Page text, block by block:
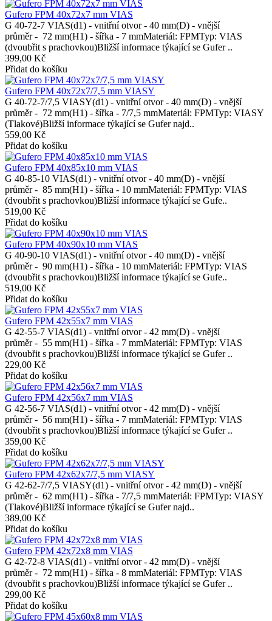
Gufero FPM 40x72x7 mm VIAS
G 40-72-7 VIAS(d1) - vnitřní otvor - 40 mm(D) - vnější
průměr - 72 mm(H1) - šířka - 7 mmMateriál: FPMTyp: VIAS
(dvoubřit s prachovkou)Bližší informace týkající se Gufer ..
399,00 Kč
Přidat do košíku
Gufero FPM 40x72x7/7,5 mm VIASY
G 40-72-7/7,5 VIASY(d1) - vnitřní otvor - 40 mm(D) - vnější
průměr - 72 mm(H1) - šířka - 7/7,5 mmMateriál: FPMTyp: VIASY
(Tlakové)Bližší informace týkající se Gufer najd..
559,00 Kč
Přidat do košíku
Gufero FPM 40x85x10 mm VIAS
G 40-85-10 VIAS(d1) - vnitřní otvor - 40 mm(D) - vnější
průměr - 85 mm(H1) - šířka - 10 mmMateriál: FPMTyp: VIAS
(dvoubřit s prachovkou)Bližší informace týkající se Gufe..
519,00 Kč
Přidat do košíku
Gufero FPM 40x90x10 mm VIAS
G 40-90-10 VIAS(d1) - vnitřní otvor - 40 mm(D) - vnější
průměr - 90 mm(H1) - šířka - 10 mmMateriál: FPMTyp: VIAS
(dvoubřit s prachovkou)Bližší informace týkající se Gufe..
519,00 Kč
Přidat do košíku
Gufero FPM 42x55x7 mm VIAS
G 42-55-7 VIAS(d1) - vnitřní otvor - 42 mm(D) - vnější
průměr - 55 mm(H1) - šířka - 7 mmMateriál: FPMTyp: VIAS
(dvoubřit s prachovkou)Bližší informace týkající se Gufer ..
229,00 Kč
Přidat do košíku
Gufero FPM 42x56x7 mm VIAS
G 42-56-7 VIAS(d1) - vnitřní otvor - 42 mm(D) - vnější
průměr - 56 mm(H1) - šířka - 7 mmMateriál: FPMTyp: VIAS
(dvoubřit s prachovkou)Bližší informace týkající se Gufer ..
359,00 Kč
Přidat do košíku
Gufero FPM 42x62x7/7,5 mm VIASY
G 42-62-7/7,5 VIASY(d1) - vnitřní otvor - 42 mm(D) - vnější
průměr - 62 mm(H1) - šířka - 7/7,5 mmMateriál: FPMTyp: VIASY
(Tlakové)Bližší informace týkající se Gufer najd..
389,00 Kč
Přidat do košíku
Gufero FPM 42x72x8 mm VIAS
G 42-72-8 VIAS(d1) - vnitřní otvor - 42 mm(D) - vnější
průměr - 72 mm(H1) - šířka - 8 mmMateriál: FPMTyp: VIAS
(dvoubřit s prachovkou)Bližší informace týkající se Gufer ..
299,00 Kč
Přidat do košíku